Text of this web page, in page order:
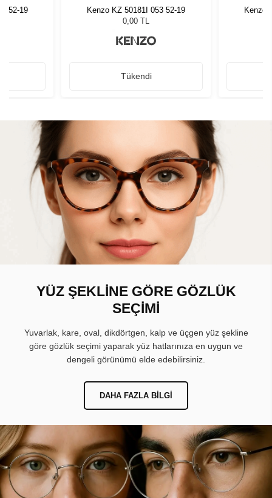
52-19
Kenzo KZ 50181I 053 52-19
0,00 TL
Tükendi
Kenzo
YÜZ ŞEKLİNE GÖRE GÖZLÜK
SEÇİMİ
Yuvarlak, kare, oval, dikdörtgen, kalp ve üçgen yüz şekline
göre gözlük seçimi yaparak yüz hatlarınıza en uygun ve
dengeli görünümü elde edebilirsiniz.
DAHA FAZLA BILGI